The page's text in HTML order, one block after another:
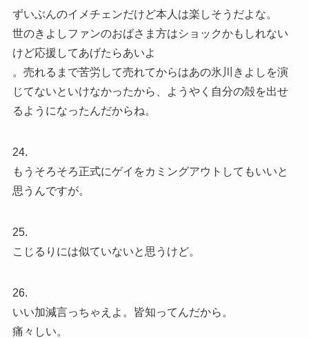
ずいぶんのイメチェンだけど本人は楽しそうだよな。
世のきよしファンのおばさま方はショックかもしれない
けど応援してあげたらあいよ
。売れるまで苦労して売れてからはあの氷川きよしを演
じてないといけなかったから、ようやく自分の殻を出せ
るようになったんだからね。
24.
もうそろそろ正式にゲイをカミングアウトしてもいいと
思うんですが。
25.
こじるりには似ていないと思うけど。
26.
いい加減言っちゃえよ。皆知ってんだから。
痛々しい。